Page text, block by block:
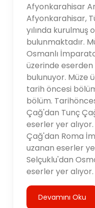
Afyonkarahisar
Afyonkarahisar,
yılında kurulmuş
bulunmaktadır.
Osmanlı
üzerinde
bulunuyor. Müze
tarih öncesi
bölüm.
Çağ'dan Tunç
eserler yer
Çağ'dan Roma
uzanan eserler
Selçuklu'dan
eserler yer alıyor.
Devamını Oku